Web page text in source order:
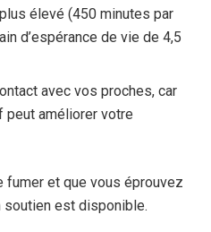
élevé (450 minutes par
d’espérance de vie de 4,5
avec vos proches, car
améliorer votre
fumer et que vous éprouvez
soutien est disponible.